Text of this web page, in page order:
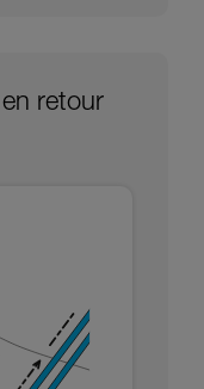
retour